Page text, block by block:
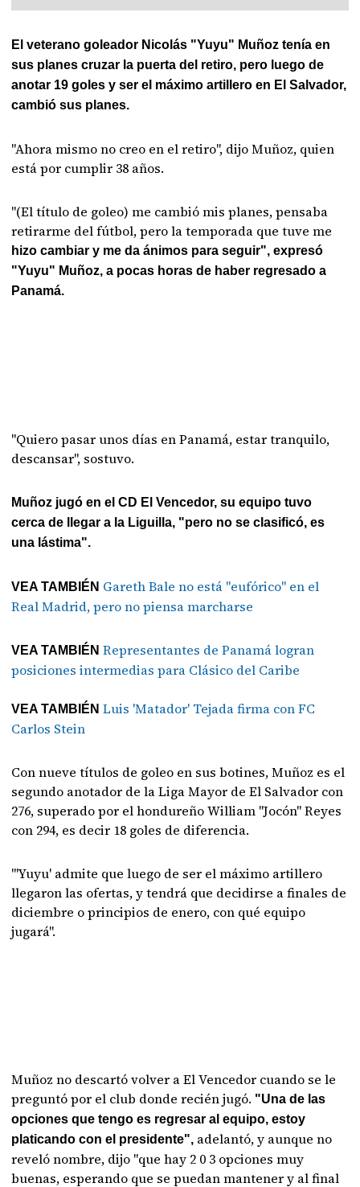
El veterano goleador Nicolás "Yuyu" Muñoz tenía en
sus planes cruzar la puerta del retiro, pero luego de
anotar 19 goles y ser el máximo artillero en El Salvador,
cambió sus planes.
"Ahora mismo no creo en el retiro", dijo Muñoz, quien
está por cumplir 38 años.
"(El título de goleo) me cambió mis planes, pensaba
retirarme del fútbol, pero la temporada que tuve me
hizo cambiar y me da ánimos para seguir", expresó
"Yuyu" Muñoz, a pocas horas de haber regresado a
Panamá.
"Quiero pasar unos días en Panamá, estar tranquilo,
descansar", sostuvo.
Muñoz jugó en el CD El Vencedor, su equipo tuvo
cerca de llegar a la Liguilla, "pero no se clasificó, es
una lástima".
VEA TAMBIÉN Gareth Bale no está "eufórico" en el
Real Madrid, pero no piensa marcharse
VEA TAMBIÉNRepresentantes de Panamá logran
posiciones intermedias para Clásico del Caribe
VEA TAMBIÉNLuis 'Matador' Tejada firma con FC
Carlos Stein
Con nueve títulos de goleo en sus botines, Muñoz es el
segundo anotador de la Liga Mayor de El Salvador con
276, superado por el hondureño William "Jocón" Reyes
con 294, es decir 18 goles de diferencia.
"'Yuyu' admite que luego de ser el máximo artillero
llegaron las ofertas, y tendrá que decidirse a finales de
diciembre o principios de enero, con qué equipo
jugará".
Muñoz no descartó volver a El Vencedor cuando se le
preguntó por el club donde recién jugó. "Una de las
opciones que tengo es regresar al equipo, estoy
platicando con el presidente", adelantó, y aunque no
reveló nombre, dijo "que hay 2 0 3 opciones muy
buenas, esperando que se puedan mantener y al final